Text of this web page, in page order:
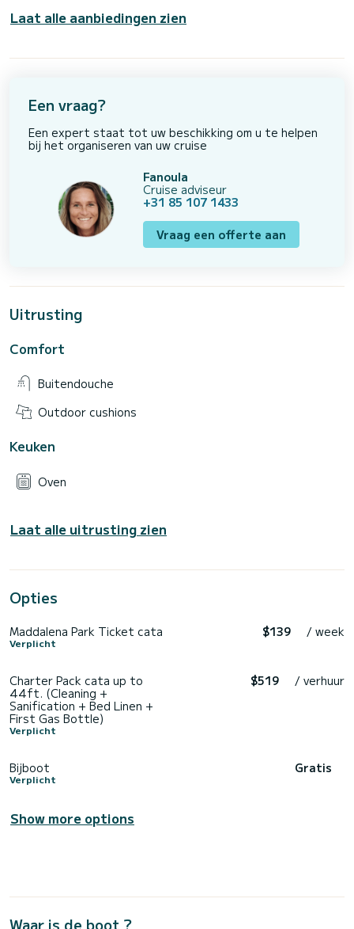
Laat alle aanbiedingen zien
Een vraag?
Een expert staat tot uw beschikking om u te helpen
bij het organiseren van uw cruise
Fanoula
Cruise adviseur
+31 85 107 1433
Vraag een offerte aan
Uitrusting
Comfort
Buitendouche
Outdoor cushions
Keuken
Oven
Laat alle uitrusting zien
Opties
Maddalena Park Ticket cata
Verplicht
$139 / week
Charter Pack cata up to
44ft. (Cleaning +
Sanification + Bed Linen +
First Gas Bottle)
Verplicht
$519 / verhuur
Bijboot
Verplicht
Gratis
Show more options
Waar is de boot ?